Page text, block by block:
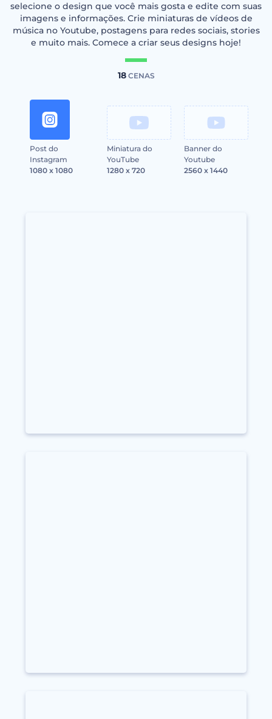
selecione o design que você mais gosta e edite com suas
imagens e informações. Crie miniaturas de vídeos de
música no Youtube, postagens para redes sociais, stories
e muito mais. Comece a criar seus designs hoje!
18CENAS
Post do
Instagram
1080 x 1080
Miniatura do
YouTube
1280 x 720
Banner do
Youtube
2560 x 1440